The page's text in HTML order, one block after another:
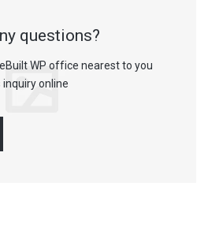
questions?
WP office nearest to you
online